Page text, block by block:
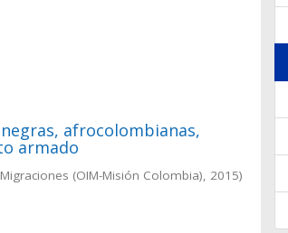
afrocolombianas,
armado
(OIM-Misión Colombia), 2015)